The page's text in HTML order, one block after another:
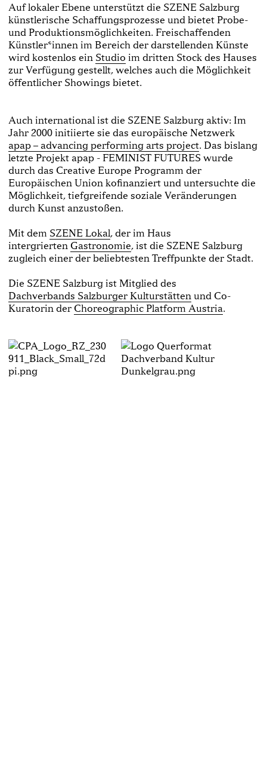
Auf lokaler Ebene unterstützt die SZENE Salzburg
künstlerische Schaffungsprozesse und bietet Probe-
und Produktionsmöglichkeiten. Freischaffenden
Künstler*innen im Bereich der darstellenden Künste
wird kostenlos ein Studio im dritten Stock des Hauses
zur Verfügung gestellt, welches auch die Möglichkeit
öffentlicher Showings bietet.
Auch international ist die SZENE Salzburg aktiv: Im
Jahr 2000 initiierte sie das europäische Netzwerk
apap – advancing performing arts project. Das bislang
letzte Projekt apap - FEMINIST FUTURES wurde
durch das Creative Europe Programm der
Europäischen Union kofinanziert und untersuchte die
Möglichkeit, tiefgreifende soziale Veränderungen
durch Kunst anzustoßen.
Mit dem SZENE Lokal, der im Haus
intergrierten Gastronomie, ist die SZENE Salzburg
zugleich einer der beliebtesten Treffpunkte der Stadt.
Die SZENE Salzburg ist Mitglied des
Dachverbands Salzburger Kulturstätten und Co-
Kuratorin der Choreographic Platform Austria.